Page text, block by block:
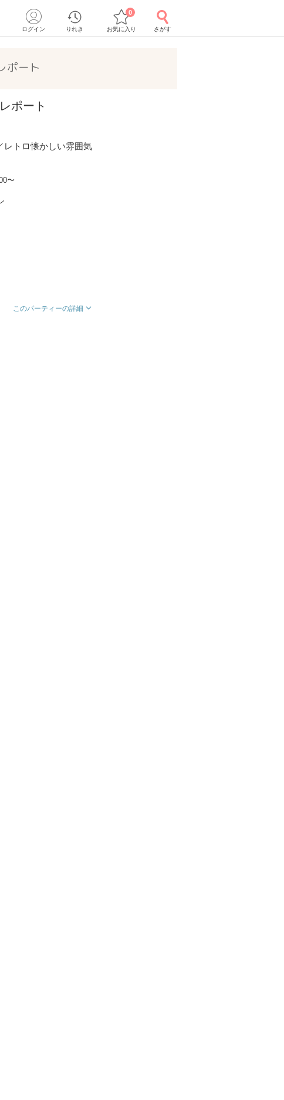
ログイン りれき お気に入り
0
さがす
ポート
ポート
レトロ懐かしい雰囲気
〜
このパーティーの詳細